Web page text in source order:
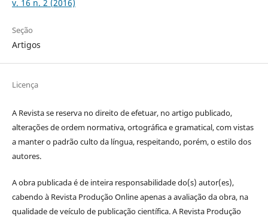
v. 16 n. 2 (2016)
Seção
Artigos
Licença
A Revista se reserva no direito de efetuar, no artigo publicado,
alterações de ordem normativa, ortográfica e gramatical, com vistas
a manter o padrão culto da língua, respeitando, porém, o estilo dos
autores.
A obra publicada é de inteira responsabilidade do(s) autor(es),
cabendo à Revista Produção Online apenas a avaliação da obra, na
qualidade de veículo de publicação científica. A Revista Produção